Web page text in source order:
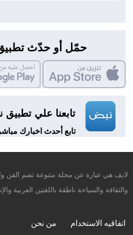
حمّل أو حدّث
تابعنا علي
تابع أحدث اخبارك
لايف هي عبارة عن مجلة متنوعة تضم الفن
والثقافة والسياحة ناطقة باللغتين العربية
اتفاقيه الاستخدام من نحن